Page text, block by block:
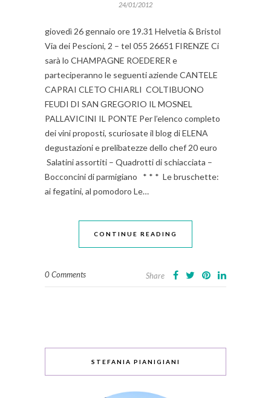
24/01/2012
giovedì 26 gennaio ore 19.31 Helvetia & Bristol
Via dei Pescioni, 2 – tel 055 26651 FIRENZE Ci
sarà lo CHAMPAGNE ROEDERER e
parteciperanno le seguenti aziende CANTELE
CAPRAI CLETO CHIARLI COLTIBUONO
FEUDI DI SAN GREGORIO IL MOSNEL
PALLAVICINI IL PONTE Per l’elenco completo
dei vini proposti, scuriosate il blog di ELENA
degustazioni e prelibatezze dello chef 20 euro
Salatini assortiti – Quadrotti di schiacciata –
Bocconcini di parmigiano * * * Le bruschette:
ai fegatini, al pomodoro Le…
CONTINUE READING
0 Comments Share
STEFANIA PIANIGIANI